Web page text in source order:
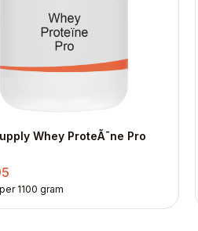
Whey ProteÃ¯ne Pro
1100 gram